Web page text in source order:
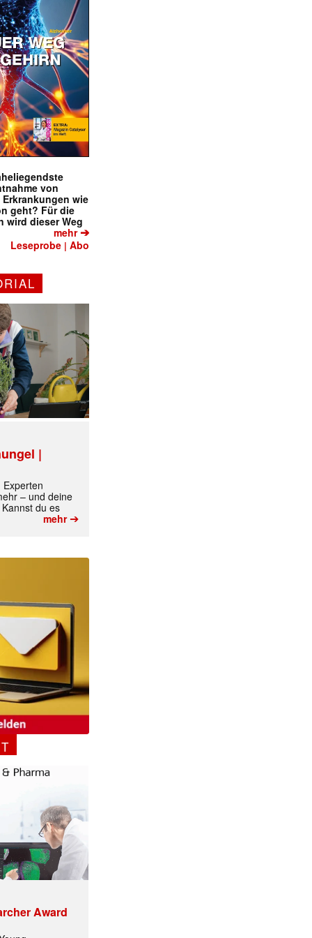
von
wie
geht? Für die
wird dieser Weg
mehr➔
Leseprobe |Abo
|
Experten
– und deine
du es
mehr➔
Award